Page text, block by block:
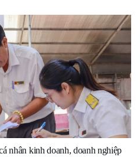
nhân kinh doanh, doanh nghiệp